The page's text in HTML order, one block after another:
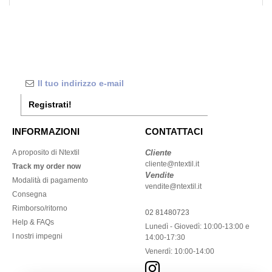
Registrati!
INFORMAZIONI
A proposito di Ntextil
Track my order now
Modalità di pagamento
Consegna
Rimborso/ritorno
Help & FAQs
I nostri impegni
CONTATTACI
Cliente
cliente@ntextil.it
Vendite
vendite@ntextil.it
02 81480723
Lunedì - Giovedì: 10:00-13:00 e
14:00-17:30
Venerdì: 10:00-14:00